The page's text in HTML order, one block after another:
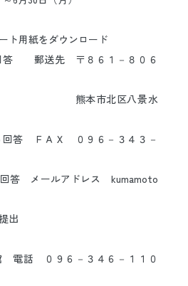
用紙をダウンロード
郵送先 〒８６１－８０６
区八景水
ＦＡＸ ０９６－３４３－
メールアドレス kumamoto
出
話 ０９６－３４６－１１０